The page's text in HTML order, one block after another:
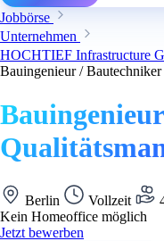
Jobbörse
Unternehmen
HOCHTIEF Infrastructure
Bauingenieur /
Berlin Vollzeit
Kein Homeoffice möglich
Jetzt bewerben